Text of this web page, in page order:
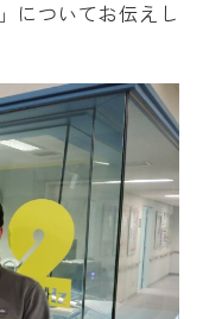
についてお伝えし